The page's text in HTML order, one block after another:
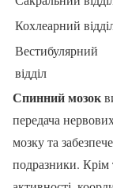
Кохлеарний
Вестибулярний
відділ
Спинний мозок
передача
мозку та
подразники. Крім